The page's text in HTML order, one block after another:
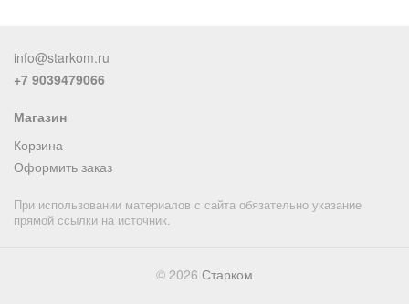
info@starkom.ru
+7 9039479066
Магазин
Корзина
Оформить заказ
При использовании материалов с сайта обязательно указание
прямой ссылки на источник.
© 2026 Старком